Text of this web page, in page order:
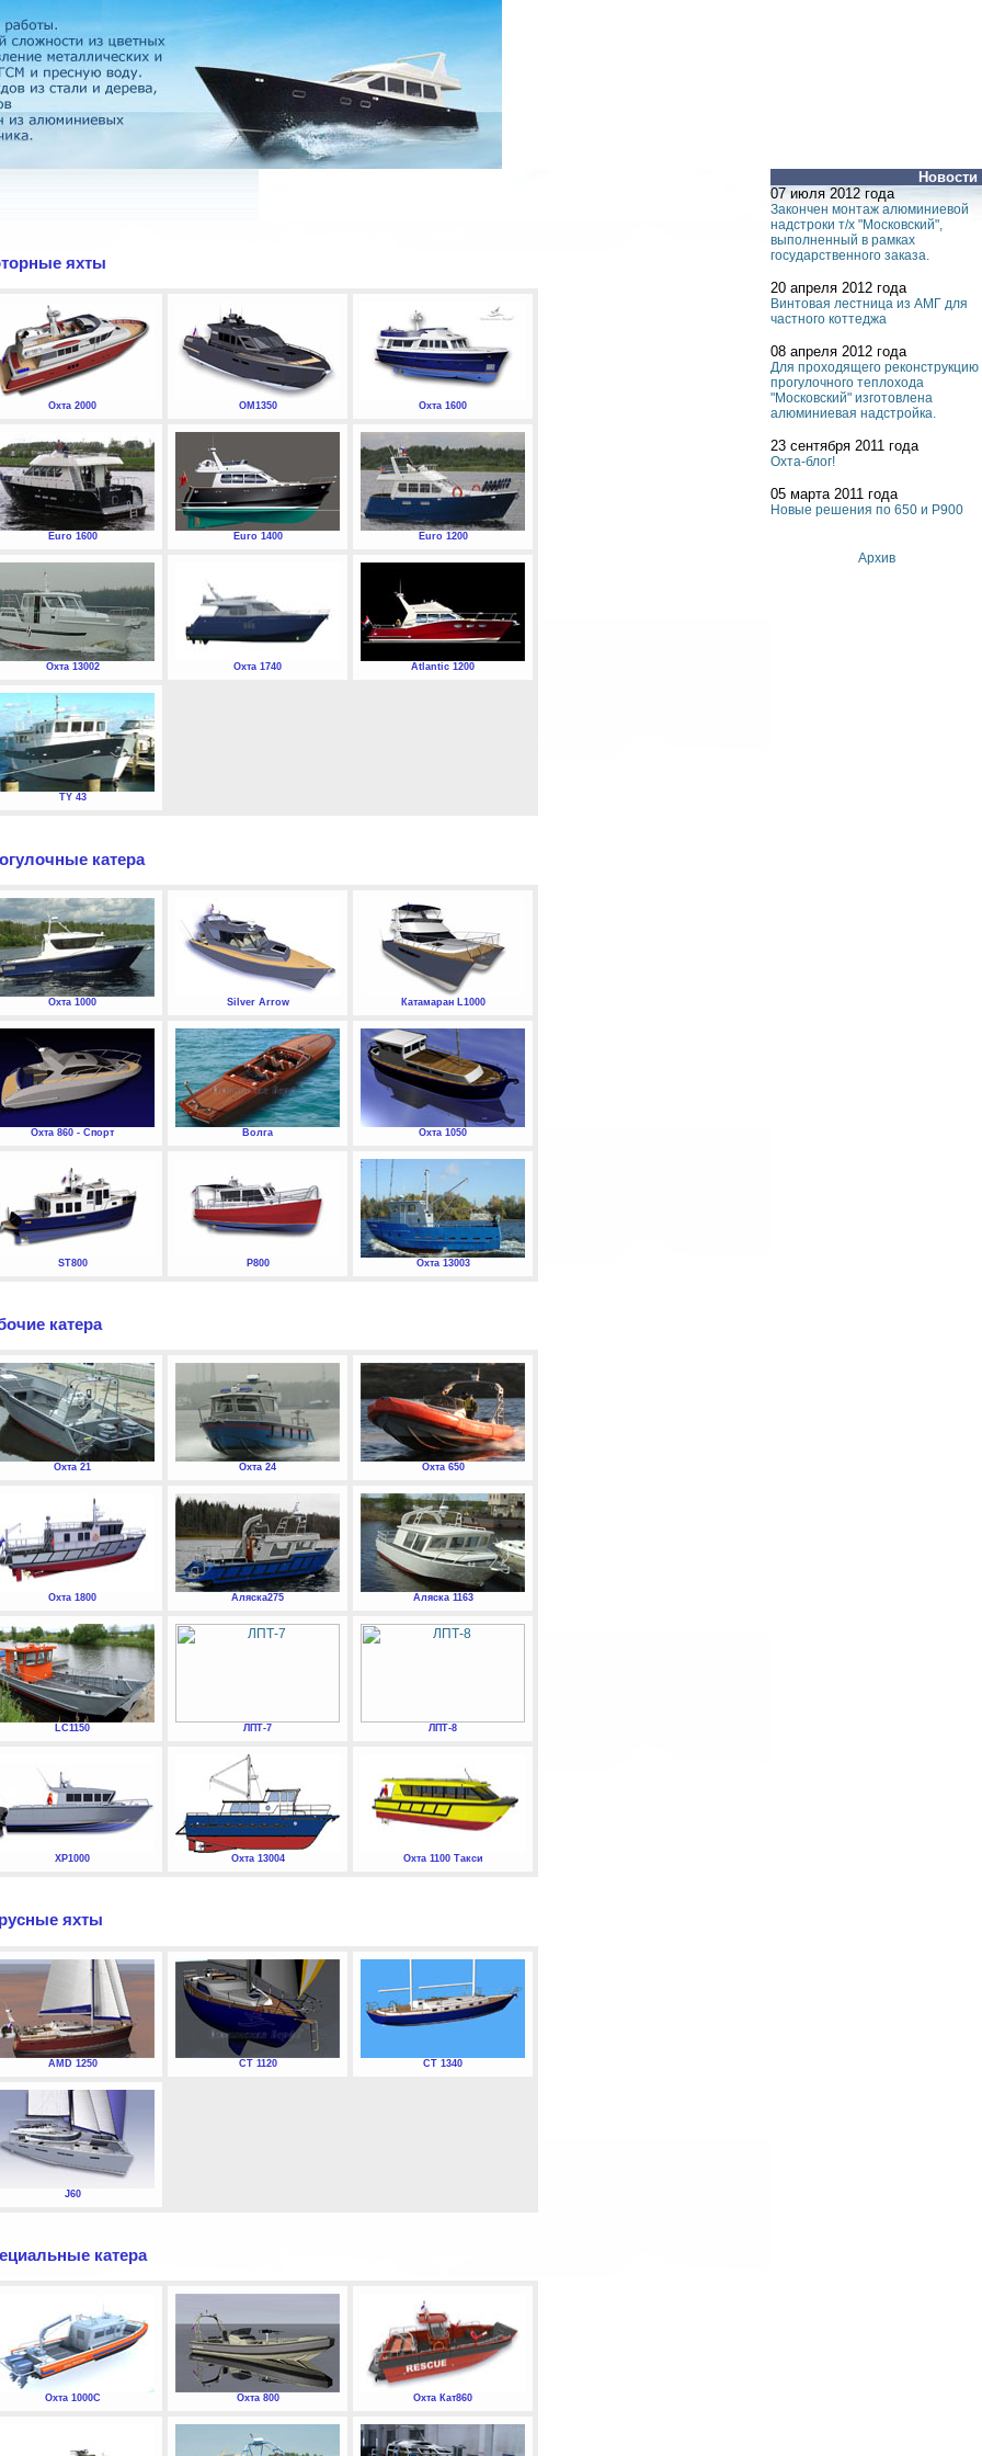
Новости
07 июля 2012 года
Закончен монтаж алюминиевой
надстроки т/х "Московский",
выполненный в рамках
государственного заказа.
20 апреля 2012 года
Винтовая лестница из АМГ для
частного коттеджа
08 апреля 2012 года
Для проходящего реконструкцию
прогулочного теплохода
"Московский" изготовлена
алюминиевая надстройка.
23 сентября 2011 года
Охта-блог!
05 марта 2011 года
Новые решения по 650 и P900
Архив
яхты
Охта 2000 ОМ1350 Охта 1600
Euro 1600 Euro 1400 Euro 1200
Охта 13002 Охта 1740 Atlantic 1200
TY 43
катера
Охта 1000 Silver Arrow Катамаран L1000
Охта 860 - Спорт Волга Охта 1050
ST800 P800 Охта 13003
катера
Охта 21 Охта 24 Охта 650
Охта 1800 Аляска275 Аляска 1163
LC1150 ЛПТ-7 ЛПТ-8
XP1000 Охта 13004 Охта 1100 Такси
яхты
AMD 1250 СТ 1120 СТ 1340
J60
катера
Охта 1000С Охта 800 Охта Кат860